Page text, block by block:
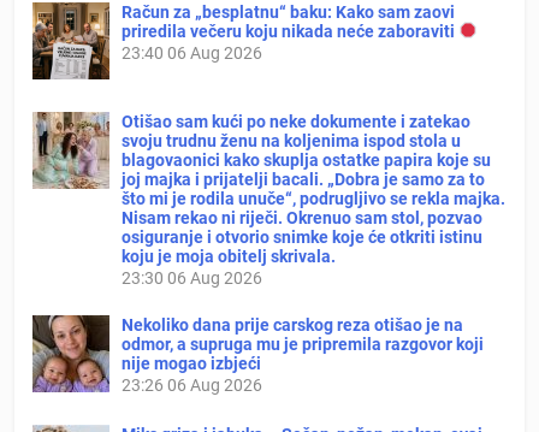
Račun za „besplatnu“ baku: Kako sam zaovi
priredila večeru koju nikada neće zaboraviti
23:40 06 Aug 2026
Otišao sam kući po neke dokumente i zatekao
svoju trudnu ženu na koljenima ispod stola u
blagovaonici kako skuplja ostatke papira koje su
joj majka i prijatelji bacali. „Dobra je samo za to
što mi je rodila unuče“, podrugljivo se rekla majka.
Nisam rekao ni riječi. Okrenuo sam stol, pozvao
osiguranje i otvorio snimke koje će otkriti istinu
koju je moja obitelj skrivala.
23:30 06 Aug 2026
Nekoliko dana prije carskog reza otišao je na
odmor, a supruga mu je pripremila razgovor koji
nije mogao izbjeći
23:26 06 Aug 2026